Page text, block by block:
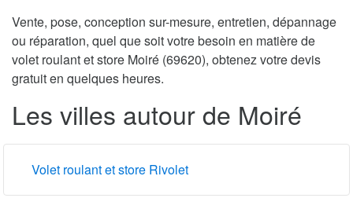
Vente, pose, conception sur-mesure, entretien, dépannage
ou réparation, quel que soit votre besoin en matière de
volet roulant et store Moiré (69620), obtenez votre devis
gratuit en quelques heures.
Les villes autour de Moiré
Volet roulant et store Rivolet